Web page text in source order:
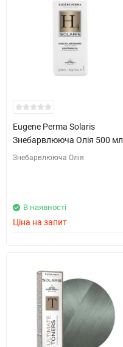
Eugene Perma Solaris
Знебарвлююча Олія 500 мл
Знебарвлююча Олія
В наявності
Ціна на запит